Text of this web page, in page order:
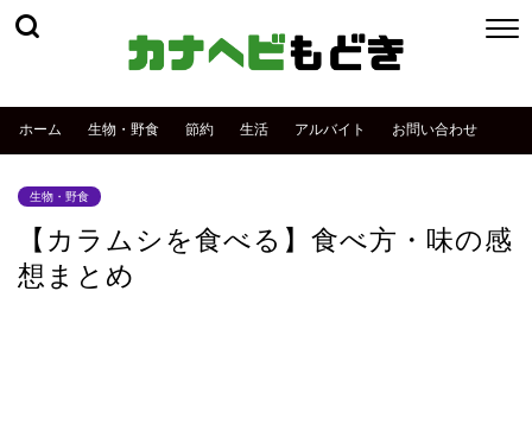
ホーム 生物・野食 節約 生活 アルバイト お問い合わせ
生物・野食
【カラムシを食べる】食べ方・味の感
想まとめ